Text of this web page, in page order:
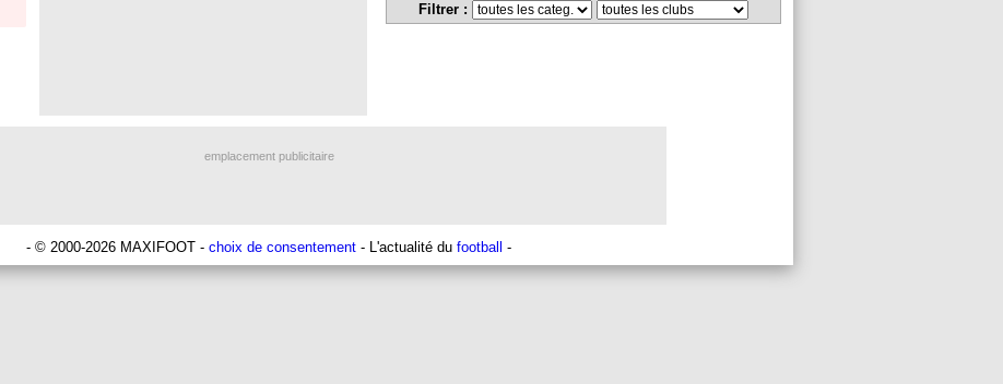
Filtrer :
emplacement publicitaire
- © 2000-2026 MAXIFOOT - choix de consentement - L'actualité du football -